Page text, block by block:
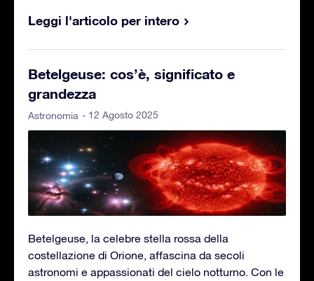
Leggi l'articolo per intero
Betelgeuse: cos’è, significato e
grandezza
Astronomia - 12 Agosto 2025
Betelgeuse, la celebre stella rossa della
costellazione di Orione, affascina da secoli
astronomi e appassionati del cielo notturno. Con le